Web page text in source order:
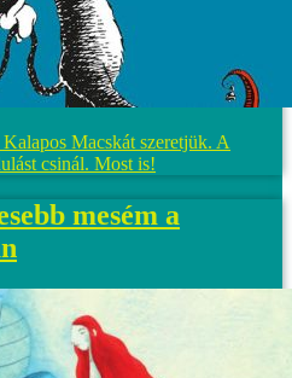
Macskát szeretjük. A
csinál. Most is!
mesém a